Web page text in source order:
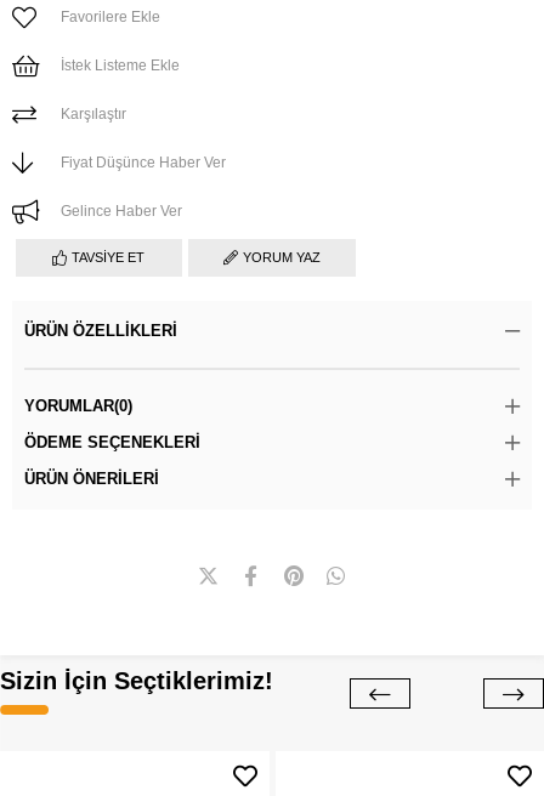
Favorilere Ekle
İstek Listeme Ekle
Karşılaştır
Fiyat Düşünce Haber Ver
Gelince Haber Ver
TAVSIYE ET YORUM YAZ
ÜRÜN ÖZELLIKLERI
YORUMLAR(0)
ÖDEME SEÇENEKLERI
ÜRÜN ÖNERILERI
Sizin İçin Seçtiklerimiz!